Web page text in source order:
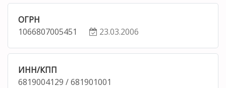
ОГРН
1066807005451
23.03.2006
ИНН/КПП
6819004129 / 681901001